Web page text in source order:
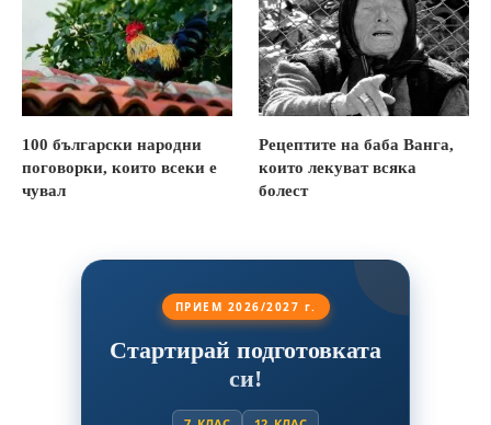
100 български народни
поговорки, които всеки е
чувал
Рецептите на баба Ванга,
които лекуват всяка
болест
ПРИЕМ 2026/2027 г.
Стартирай подготовката
си!